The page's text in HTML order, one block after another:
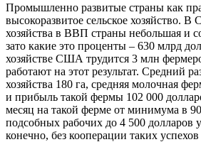
Промышленно развитые страны как
высокоразвитое сельское хозяйство.
хозяйства в ВВП страны небольшая и
зато какие это проценты – 630 млрд
хозяйстве США трудится 3 млн
работают на этот результат. Средний
хозяйства 180 га, средняя молочная
и прибыль такой фермы 102 000
месяц на такой ферме от минимума в
подсобных рабочих до 4 500 долларов
конечно, без кооперации таких